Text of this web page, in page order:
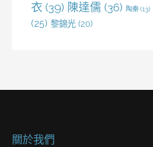
衣 (39) 陳達儒 (36) 陶秦 (13)
(25) 黎錦光 (20)
關於我們